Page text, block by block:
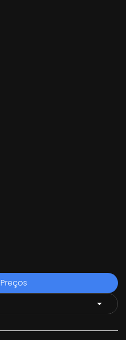
Preços